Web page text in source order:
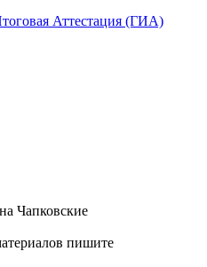
Аттестация (ГИА)
Чапковские
пишите